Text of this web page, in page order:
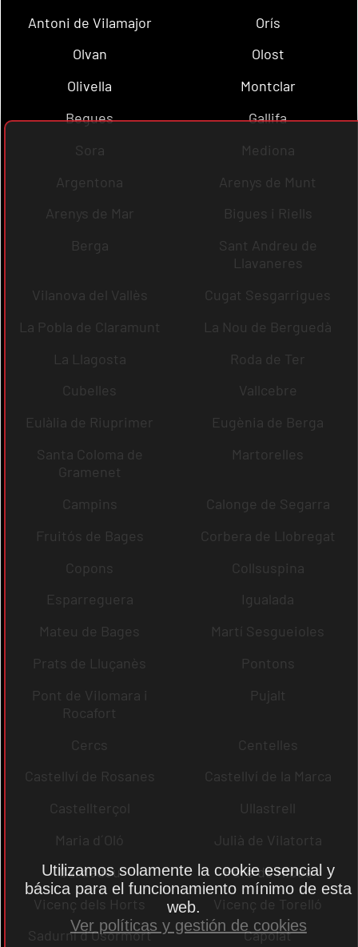
Antoni de Vilamajor
Orís
Olvan
Olost
Olivella
Montclar
Begues
Gallifa
Sora
Mediona
Argentona
Arenys de Munt
Arenys de Mar
Bigues i Riells
Berga
Sant Andreu de
Llavaneres
Vilanova del Vallès
Cugat Sesgarrigues
La Pobla de Claramunt
La Nou de Berguedà
La Llagosta
Roda de Ter
Cubelles
Vallcebre
Eulàlia de Riuprimer
Eugènia de Berga
Santa Coloma de
Gramenet
Martorelles
Campins
Calonge de Segarra
Fruitós de Bages
Corbera de Llobregat
Copons
Collsuspina
Esparreguera
Igualada
Mateu de Bages
Martí Sesgueioles
Prats de Lluçanès
Pontons
Pont de Vilomara i
Rocafort
Pujalt
Cercs
Centelles
Castellví de Rosanes
Castellví de la Marca
Castellterçol
Ullastrell
Maria d´Oló
Julià de Vilatorta
Cardedeu
Pere de Ribes
Vicenç dels Horts
Vicenç de Torelló
Sadurní d´Osormort
Capolat
Utilizamos solamente la cookie esencial y
básica para el funcionamiento mínimo de esta
web.
Ver políticas y gestión de cookies